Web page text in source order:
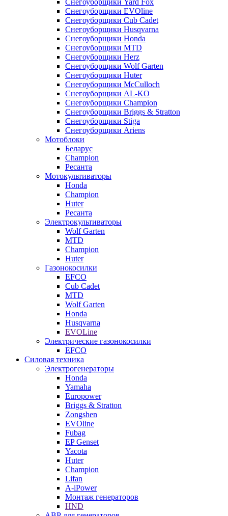
Снегоуборщики Yard Fox
Снегоуборщики EVOline
Снегоуборщики Cub Cadet
Снегоуборщики Husqvarna
Снегоуборщики Honda
Снегоуборщики MTD
Снегоуборщики Herz
Снегоуборщики Wolf Garten
Снегоуборщики Huter
Снегоуборщики McCulloch
Снегоуборщики AL-KO
Снегоуборщики Champion
Снегоуборщики Briggs & Stratton
Снегоуборщики Stiga
Снегоуборщики Ariens
Мотоблоки
Беларус
Champion
Ресанта
Мотокультиваторы
Honda
Champion
Huter
Ресанта
Электрокультиваторы
Wolf Garten
MTD
Champion
Huter
Газонокосилки
EFCO
Cub Cadet
MTD
Wolf Garten
Honda
Husqvarna
EVOLine
Электрические газонокосилки
EFCO
Силовая техника
Электрогенераторы
Honda
Yamaha
Europower
Briggs & Stratton
Zongshen
EVOline
Fubag
EP Genset
Yacota
Huter
Champion
Lifan
A-iPower
Монтаж генераторов
HND